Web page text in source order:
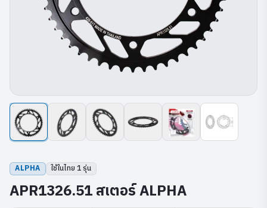
ALPHA ใช้ในไทย 1รุ่น
APR1326.51 สเตอร์ ALPHA